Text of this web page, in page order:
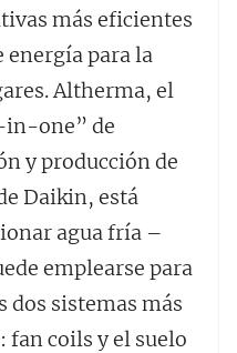
más eficientes
energía para la
Altherma, el
one” de
y producción de
Daikin, está
agua fría –
emplearse para
dos sistemas más
coils y el suelo